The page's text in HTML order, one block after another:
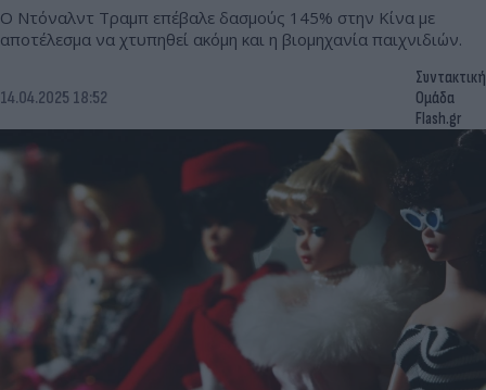
Ο Ντόναλντ Τραμπ επέβαλε δασμούς 145% στην Κίνα με
αποτέλεσμα να χτυπηθεί ακόμη και η βιομηχανία παιχνιδιών.
14.04.2025 18:52
Συντακτική
Ομάδα
Flash.gr